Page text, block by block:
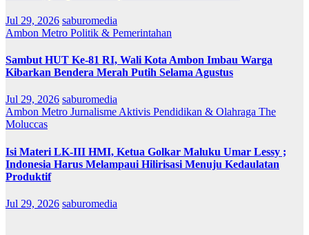
Jul 29, 2026 saburomedia
Ambon Metro Politik & Pemerintahan
Sambut HUT Ke-81 RI, Wali Kota Ambon Imbau Warga
Kibarkan Bendera Merah Putih Selama Agustus
Jul 29, 2026 saburomedia
Ambon Metro Jurnalisme Aktivis Pendidikan & Olahraga The
Moluccas
Isi Materi LK-III HMI, Ketua Golkar Maluku Umar Lessy ;
Indonesia Harus Melampaui Hilirisasi Menuju Kedaulatan
Produktif
Jul 29, 2026 saburomedia